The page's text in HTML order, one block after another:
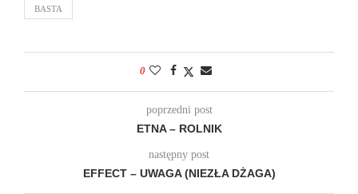
BASTA
0
poprzedni post
ETNA – ROLNIK
następny post
EFFECT – UWAGA (NIEZŁA DŻAGA)